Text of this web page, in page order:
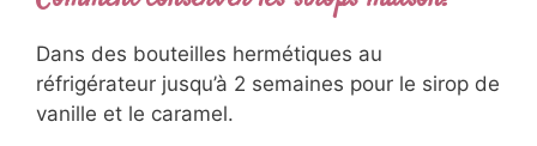
Dans des bouteilles hermétiques au
réfrigérateur jusqu’à 2 semaines pour le sirop de
vanille et le caramel.